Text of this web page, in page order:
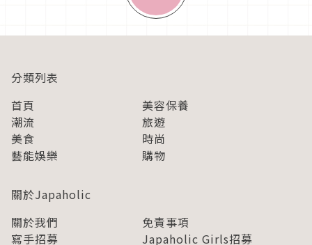
分類列表
首頁
美容保養
潮流
旅遊
美食
時尚
藝能娛樂
購物
關於Japaholic
關於我們
免責事項
寫手招募
Japaholic Girls招募